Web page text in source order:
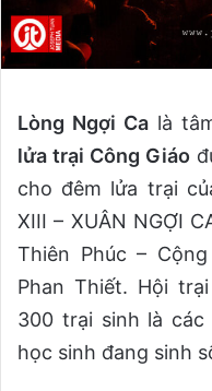
Lòng Ngợi Calà
lửa trại Công Giáo
cho đêm lửa trại
XIII – XUÂN NGỢI
Thiên Phúc –
Phan Thiết. Hội
300 trại sinh là
học sinh đang sinh